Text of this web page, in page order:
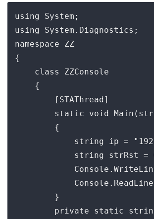
using System;
using System.Diagnostics;
namespace ZZ
{
    class ZZConsole
    {
        [STAThread]
static void
        {
string ip =
string strRst =
        }
private static